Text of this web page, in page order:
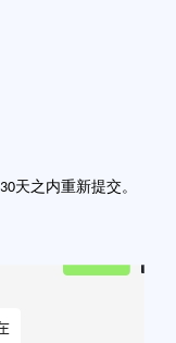
30天之内重新提交。